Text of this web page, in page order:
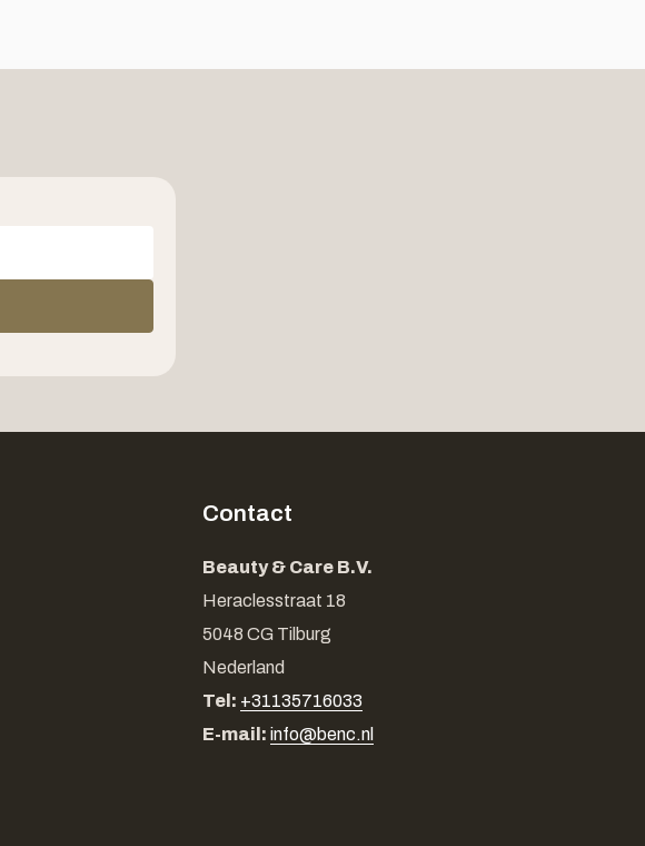
Contact
Beauty & Care B.V.
Heraclesstraat 18
5048 CG Tilburg
Nederland
Tel: +31135716033
E-mail: info@benc.nl